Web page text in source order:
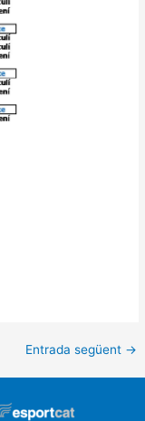
Entrada següent →